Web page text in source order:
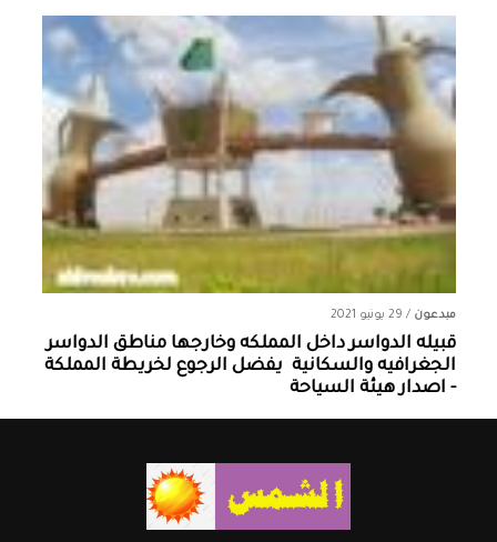
مبدعون / 29 يونيو 2021
قبيله الدواسر داخل المملكه وخارجها ‏مناطق الدواسر
الجغرافيه والسكانية ‏ يفضل الرجوع لخريطة المملكة
- اصدار هيئة السياحة